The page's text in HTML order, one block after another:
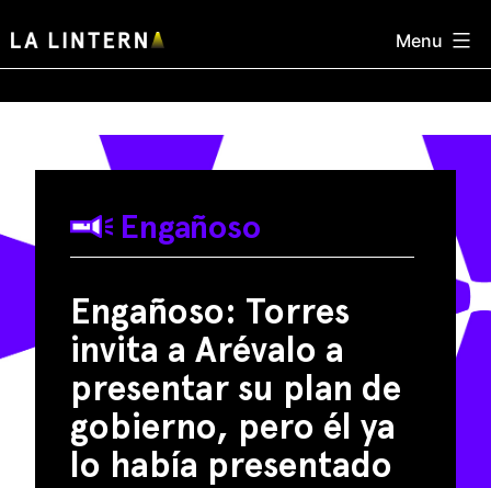
to
Menu
Engañoso
Engañoso: Torres
invita a Arévalo a
presentar su plan de
gobierno, pero él ya
lo había presentado